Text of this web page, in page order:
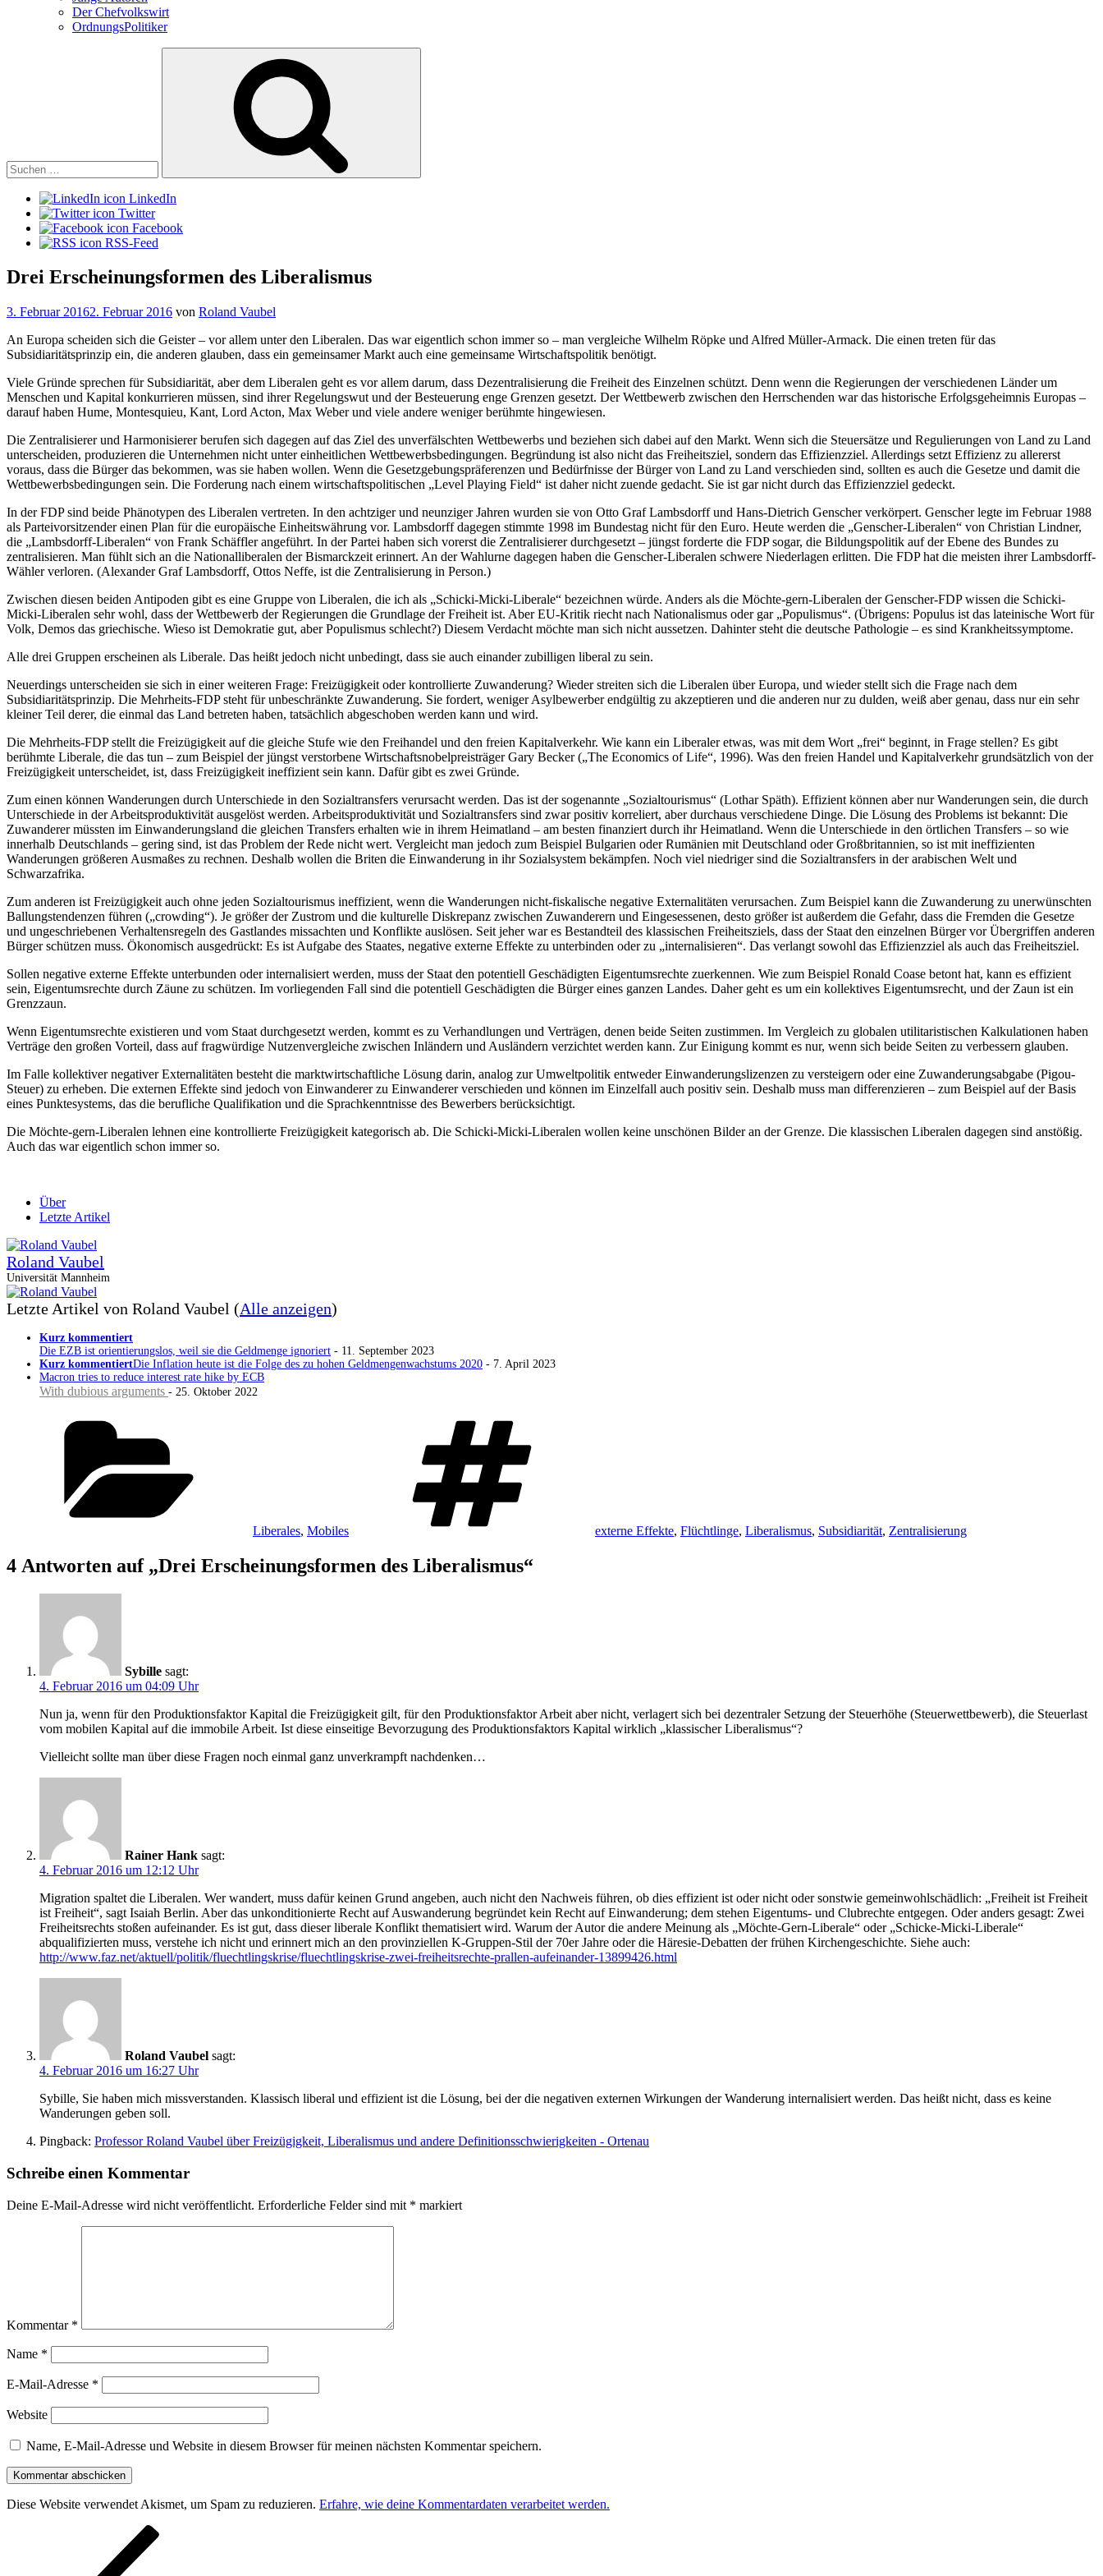
Der Chefvolkswirt
OrdnungsPolitiker
LinkedIn
Twitter
Facebook
RSS-Feed
Drei Erscheinungsformen des Liberalismus
Veröffentlicht
3. Februar 20162. Februar 2016 von Roland Vaubel
An Europa scheiden sich die Geister – vor allem unter den Liberalen. Das war eigentlich schon immer so – man vergleiche Wilhelm Röpke und Alfred Müller-Armack. Die einen treten für das
Subsidiaritätsprinzip ein, die anderen glauben, dass ein gemeinsamer Markt auch eine gemeinsame Wirtschaftspolitik benötigt.
Viele Gründe sprechen für Subsidiarität, aber dem Liberalen geht es vor allem darum, dass Dezentralisierung die Freiheit des Einzelnen schützt. Denn wenn die Regierungen der verschiedenen Länder um
Menschen und Kapital konkurrieren müssen, sind ihrer Regelungswut und der Besteuerung enge Grenzen gesetzt. Der Wettbewerb zwischen den Herrschenden war das historische Erfolgsgeheimnis Europas –
darauf haben Hume, Montesquieu, Kant, Lord Acton, Max Weber und viele andere weniger berühmte hingewiesen.
Die Zentralisierer und Harmonisierer berufen sich dagegen auf das Ziel des unverfälschten Wettbewerbs und beziehen sich dabei auf den Markt. Wenn sich die Steuersätze und Regulierungen von Land zu Land
unterscheiden, produzieren die Unternehmen nicht unter einheitlichen Wettbewerbsbedingungen. Begründung ist also nicht das Freiheitsziel, sondern das Effizienzziel. Allerdings setzt Effizienz zu allererst
voraus, dass die Bürger das bekommen, was sie haben wollen. Wenn die Gesetzgebungspräferenzen und Bedürfnisse der Bürger von Land zu Land verschieden sind, sollten es auch die Gesetze und damit die
Wettbewerbsbedingungen sein. Die Forderung nach einem wirtschaftspolitischen „Level Playing Field“ ist daher nicht zuende gedacht. Sie ist gar nicht durch das Effizienzziel gedeckt.
In der FDP sind beide Phänotypen des Liberalen vertreten. In den achtziger und neunziger Jahren wurden sie von Otto Graf Lambsdorff und Hans-Dietrich Genscher verkörpert. Genscher legte im Februar 1988
als Parteivorsitzender einen Plan für die europäische Einheitswährung vor. Lambsdorff dagegen stimmte 1998 im Bundestag nicht für den Euro. Heute werden die „Genscher-Liberalen“ von Christian Lindner,
die „Lambsdorff-Liberalen“ von Frank Schäffler angeführt. In der Partei haben sich vorerst die Zentralisierer durchgesetzt – jüngst forderte die FDP sogar, die Bildungspolitik auf der Ebene des Bundes zu
zentralisieren. Man fühlt sich an die Nationalliberalen der Bismarckzeit erinnert. An der Wahlurne dagegen haben die Genscher-Liberalen schwere Niederlagen erlitten. Die FDP hat die meisten ihrer Lambsdorff-
Wähler verloren. (Alexander Graf Lambsdorff, Ottos Neffe, ist die Zentralisierung in Person.)
Zwischen diesen beiden Antipoden gibt es eine Gruppe von Liberalen, die ich als „Schicki-Micki-Liberale“ bezeichnen würde. Anders als die Möchte-gern-Liberalen der Genscher-FDP wissen die Schicki-
Micki-Liberalen sehr wohl, dass der Wettbewerb der Regierungen die Grundlage der Freiheit ist. Aber EU-Kritik riecht nach Nationalismus oder gar „Populismus“. (Übrigens: Populus ist das lateinische Wort für
Volk, Demos das griechische. Wieso ist Demokratie gut, aber Populismus schlecht?) Diesem Verdacht möchte man sich nicht aussetzen. Dahinter steht die deutsche Pathologie – es sind Krankheitssymptome.
Alle drei Gruppen erscheinen als Liberale. Das heißt jedoch nicht unbedingt, dass sie auch einander zubilligen liberal zu sein.
Neuerdings unterscheiden sie sich in einer weiteren Frage: Freizügigkeit oder kontrollierte Zuwanderung? Wieder streiten sich die Liberalen über Europa, und wieder stellt sich die Frage nach dem
Subsidiaritätsprinzip. Die Mehrheits-FDP steht für unbeschränkte Zuwanderung. Sie fordert, weniger Asylbewerber endgültig zu akzeptieren und die anderen nur zu dulden, weiß aber genau, dass nur ein sehr
kleiner Teil derer, die einmal das Land betreten haben, tatsächlich abgeschoben werden kann und wird.
Die Mehrheits-FDP stellt die Freizügigkeit auf die gleiche Stufe wie den Freihandel und den freien Kapitalverkehr. Wie kann ein Liberaler etwas, was mit dem Wort „frei“ beginnt, in Frage stellen? Es gibt
berühmte Liberale, die das tun – zum Beispiel der jüngst verstorbene Wirtschaftsnobelpreisträger Gary Becker („The Economics of Life“, 1996). Was den freien Handel und Kapitalverkehr grundsätzlich von der
Freizügigkeit unterscheidet, ist, dass Freizügigkeit ineffizient sein kann. Dafür gibt es zwei Gründe.
Zum einen können Wanderungen durch Unterschiede in den Sozialtransfers verursacht werden. Das ist der sogenannte „Sozialtourismus“ (Lothar Späth). Effizient können aber nur Wanderungen sein, die durch
Unterschiede in der Arbeitsproduktivität ausgelöst werden. Arbeitsproduktivität und Sozialtransfers sind zwar positiv korreliert, aber durchaus verschiedene Dinge. Die Lösung des Problems ist bekannt: Die
Zuwanderer müssten im Einwanderungsland die gleichen Transfers erhalten wie in ihrem Heimatland – am besten finanziert durch ihr Heimatland. Wenn die Unterschiede in den örtlichen Transfers – so wie
innerhalb Deutschlands – gering sind, ist das Problem der Rede nicht wert. Vergleicht man jedoch zum Beispiel Bulgarien oder Rumänien mit Deutschland oder Großbritannien, so ist mit ineffizienten
Wanderungen größeren Ausmaßes zu rechnen. Deshalb wollen die Briten die Einwanderung in ihr Sozialsystem bekämpfen. Noch viel niedriger sind die Sozialtransfers in der arabischen Welt und
Schwarzafrika.
Zum anderen ist Freizügigkeit auch ohne jeden Sozialtourismus ineffizient, wenn die Wanderungen nicht-fiskalische negative Externalitäten verursachen. Zum Beispiel kann die Zuwanderung zu unerwünschten
Ballungstendenzen führen („crowding“). Je größer der Zustrom und die kulturelle Diskrepanz zwischen Zuwanderern und Eingesessenen, desto größer ist außerdem die Gefahr, dass die Fremden die Gesetze
und ungeschriebenen Verhaltensregeln des Gastlandes missachten und Konflikte auslösen. Seit jeher war es Bestandteil des klassischen Freiheitsziels, dass der Staat den einzelnen Bürger vor Übergriffen anderen
Bürger schützen muss. Ökonomisch ausgedrückt: Es ist Aufgabe des Staates, negative externe Effekte zu unterbinden oder zu „internalisieren“. Das verlangt sowohl das Effizienzziel als auch das Freiheitsziel.
Sollen negative externe Effekte unterbunden oder internalisiert werden, muss der Staat den potentiell Geschädigten Eigentumsrechte zuerkennen. Wie zum Beispiel Ronald Coase betont hat, kann es effizient
sein, Eigentumsrechte durch Zäune zu schützen. Im vorliegenden Fall sind die potentiell Geschädigten die Bürger eines ganzen Landes. Daher geht es um ein kollektives Eigentumsrecht, und der Zaun ist ein
Grenzzaun.
Wenn Eigentumsrechte existieren und vom Staat durchgesetzt werden, kommt es zu Verhandlungen und Verträgen, denen beide Seiten zustimmen. Im Vergleich zu globalen utilitaristischen Kalkulationen haben
Verträge den großen Vorteil, dass auf fragwürdige Nutzenvergleiche zwischen Inländern und Ausländern verzichtet werden kann. Zur Einigung kommt es nur, wenn sich beide Seiten zu verbessern glauben.
Im Falle kollektiver negativer Externalitäten besteht die marktwirtschaftliche Lösung darin, analog zur Umweltpolitik entweder Einwanderungslizenzen zu versteigern oder eine Zuwanderungsabgabe (Pigou-
Steuer) zu erheben. Die externen Effekte sind jedoch von Einwanderer zu Einwanderer verschieden und können im Einzelfall auch positiv sein. Deshalb muss man differenzieren – zum Beispiel auf der Basis
eines Punktesystems, das die berufliche Qualifikation und die Sprachkenntnisse des Bewerbers berücksichtigt.
Die Möchte-gern-Liberalen lehnen eine kontrollierte Freizügigkeit kategorisch ab. Die Schicki-Micki-Liberalen wollen keine unschönen Bilder an der Grenze. Die klassischen Liberalen dagegen sind anstößig.
Auch das war eigentlich schon immer so.
Über
Letzte Artikel
Roland Vaubel
Universität Mannheim
Letzte Artikel von Roland Vaubel (Alle anzeigen)
Kurz kommentiert
Die EZB ist orientierungslos, weil sie die Geldmenge ignoriert - 11. September 2023
Kurz kommentiertDie Inflation heute ist die Folge des zu hohen Geldmengenwachstums 2020 - 7. April 2023
Macron tries to reduce interest rate hike by ECB
With dubious arguments - 25. Oktober 2022
Liberales, Mobiles externe Effekte, Flüchtlinge, Liberalismus, Subsidiarität, Zentralisierung
4 Antworten auf „Drei Erscheinungsformen des Liberalismus“
Sybille sagt:
4. Februar 2016 um 04:09 Uhr
Nun ja, wenn für den Produktionsfaktor Kapital die Freizügigkeit gilt, für den Produktionsfaktor Arbeit aber nicht, verlagert sich bei dezentraler Setzung der Steuerhöhe (Steuerwettbewerb), die Steuerlast
vom mobilen Kapital auf die immobile Arbeit. Ist diese einseitige Bevorzugung des Produktionsfaktors Kapital wirklich „klassischer Liberalismus“?
Vielleicht sollte man über diese Fragen noch einmal ganz unverkrampft nachdenken…
Rainer Hank sagt:
4. Februar 2016 um 12:12 Uhr
Migration spaltet die Liberalen. Wer wandert, muss dafür keinen Grund angeben, auch nicht den Nachweis führen, ob dies effizient ist oder nicht oder sonstwie gemeinwohlschädlich: „Freiheit ist Freiheit
ist Freiheit“, sagt Isaiah Berlin. Aber das unkonditionierte Recht auf Auswanderung begründet kein Recht auf Einwanderung; dem stehen Eigentums- und Clubrechte entgegen. Oder anders gesagt: Zwei
Freiheitsrechts stoßen aufeinander. Es ist gut, dass dieser liberale Konflikt thematisiert wird. Warum der Autor die andere Meinung als „Möchte-Gern-Liberale“ oder „Schicke-Micki-Liberale“
abqualifizierten muss, verstehe ich nicht und erinnert mich an den provinziellen K-Gruppen-Stil der 70er Jahre oder die Häresie-Debatten der frühen Kirchengeschichte. Siehe auch:
http://www.faz.net/aktuell/politik/fluechtlingskrise/fluechtlingskrise-zwei-freiheitsrechte-prallen-aufeinander-13899426.html
Roland Vaubel sagt:
4. Februar 2016 um 16:27 Uhr
Sybille, Sie haben mich missverstanden. Klassisch liberal und effizient ist die Lösung, bei der die negativen externen Wirkungen der Wanderung internalisiert werden. Das heißt nicht, dass es keine
Wanderungen geben soll.
Pingback: Professor Roland Vaubel über Freizügigkeit, Liberalismus und andere Definitionsschwierigkeiten - Ortenau
Schreibe einen Kommentar
Deine E-Mail-Adresse wird nicht veröffentlicht. Erforderliche Felder sind mit * markiert
Kommentar *
Name *
E-Mail-Adresse *
Website
Name, E-Mail-Adresse und Website in diesem Browser für meinen nächsten Kommentar speichern.
Diese Website verwendet Akismet, um Spam zu reduzieren. Erfahre, wie deine Kommentardaten verarbeitet werden.
Beitragsnavigation